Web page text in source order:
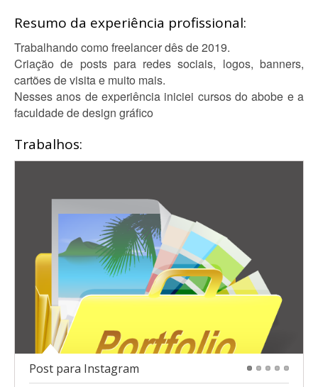
Resumo da experiência profissional:
Trabalhando como freelancer dês de 2019.
Criação de posts para redes sociais, logos, banners,
cartões de visita e muito mais.
Nesses anos de experiência iniciei cursos do abobe e a
faculdade de design gráfico
Trabalhos:
Post para Instagram